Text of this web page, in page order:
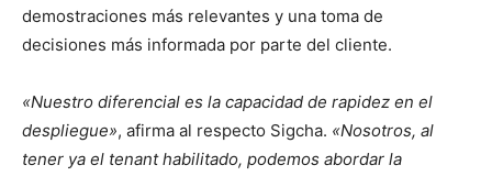
demostraciones más relevantes y una toma de
decisiones más informada por parte del cliente.
«Nuestro diferencial es la capacidad de rapidez en el
despliegue», afirma al respecto Sigcha. «Nosotros, al
tener ya el tenant habilitado, podemos abordar la